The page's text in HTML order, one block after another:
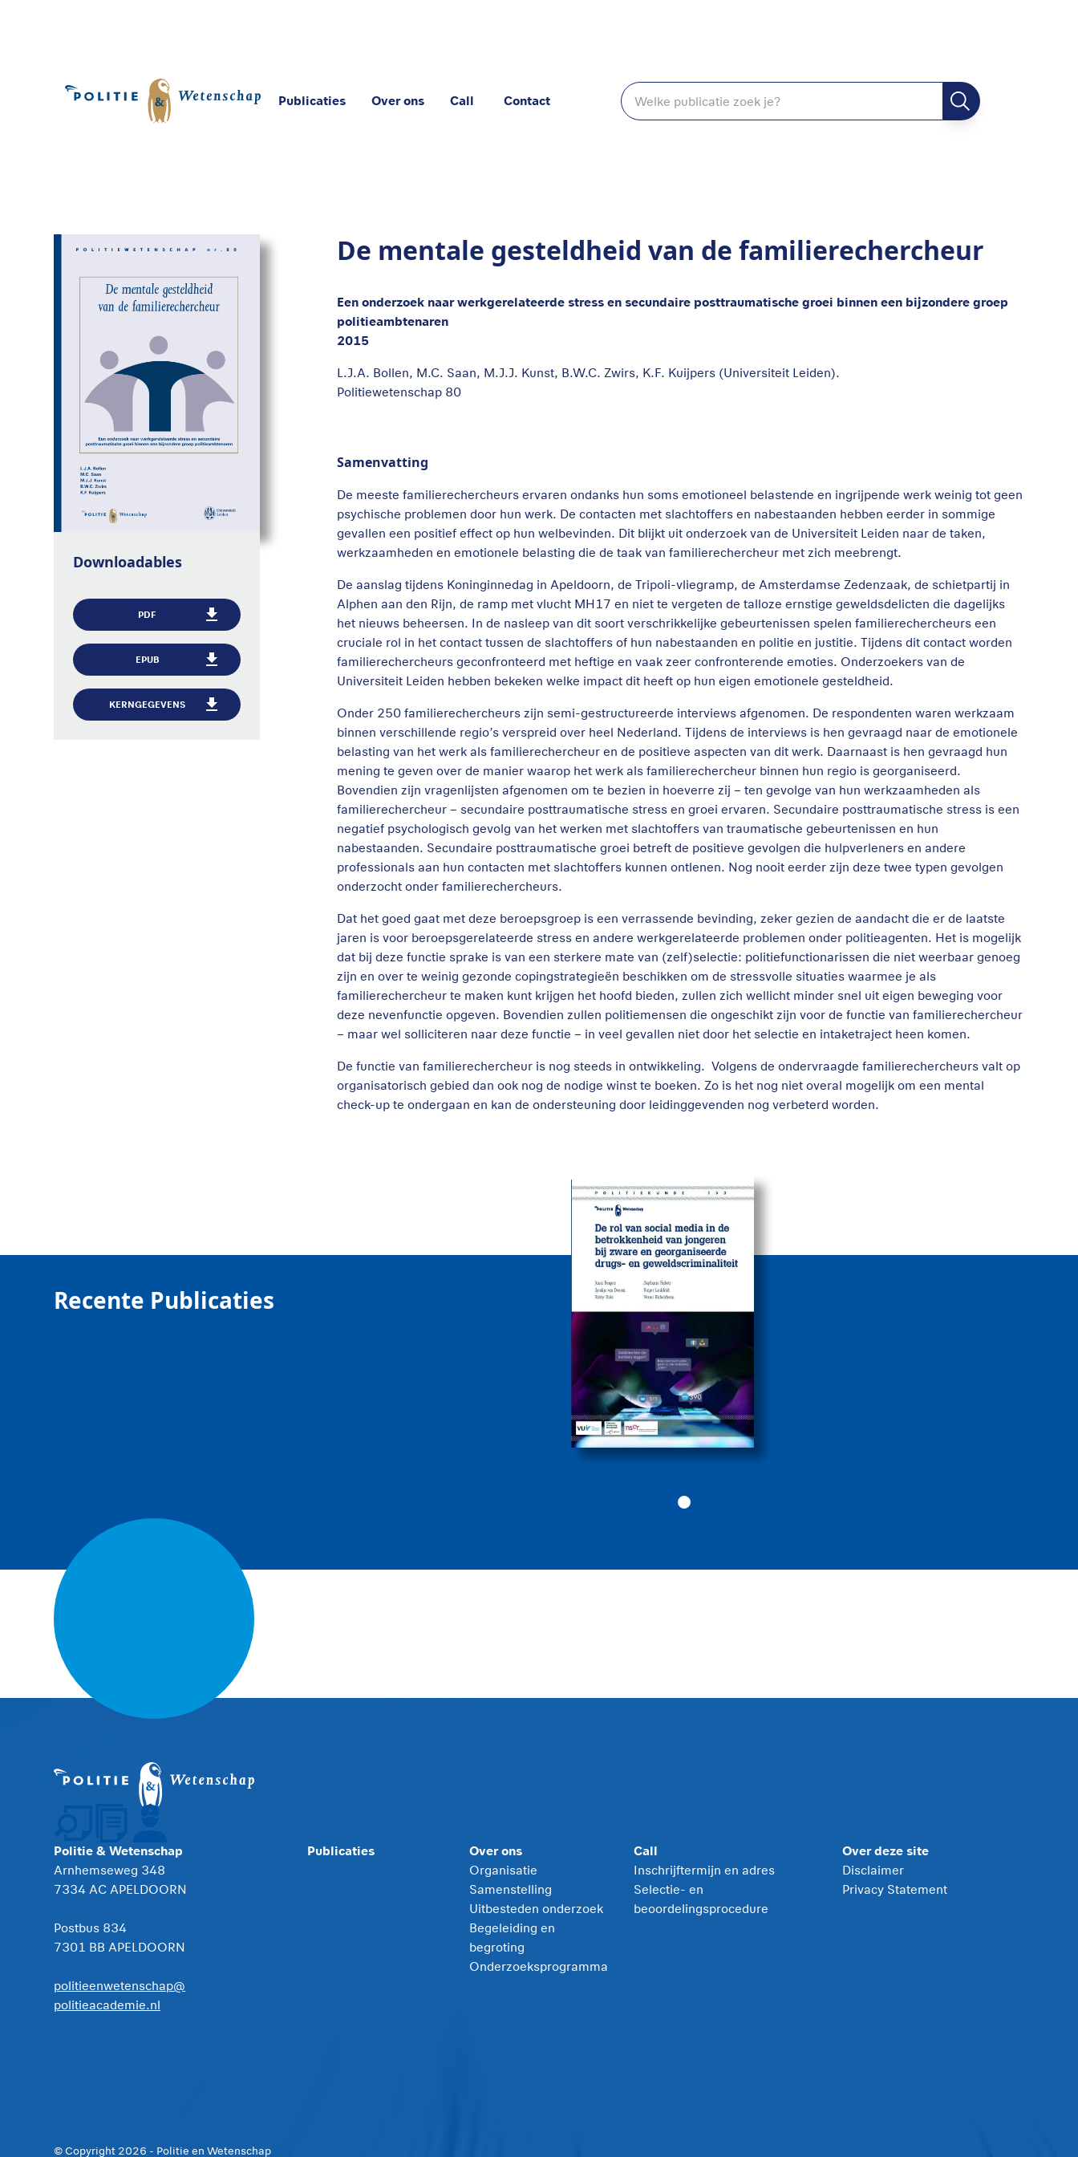
Publicaties Over ons Call Contact
Publicaties
Downloadables
PDF
EPUB
KERNGEGEVENS
De mentale gesteldheid van de familierechercheur
Een onderzoek naar werkgerelateerde stress en secundaire posttraumatische groei binnen een bijzondere groep
politieambtenaren
2015
L.J.A. Bollen, M.C. Saan, M.J.J. Kunst, B.W.C. Zwirs, K.F. Kuijpers (Universiteit Leiden).
Politiewetenschap 80
Samenvatting
De meeste familierechercheurs ervaren ondanks hun soms emotioneel belastende en ingrijpende werk weinig tot geen
psychische problemen door hun werk. De contacten met slachtoffers en nabestaanden hebben eerder in sommige
gevallen een positief effect op hun welbevinden. Dit blijkt uit onderzoek van de Universiteit Leiden naar de taken,
werkzaamheden en emotionele belasting die de taak van familierechercheur met zich meebrengt.
De aanslag tijdens Koninginnedag in Apeldoorn, de Tripoli-vliegramp, de Amsterdamse Zedenzaak, de schietpartij in
Alphen aan den Rijn, de ramp met vlucht MH17 en niet te vergeten de talloze ernstige geweldsdelicten die dagelijks
het nieuws beheersen. In de nasleep van dit soort verschrikkelijke gebeurtenissen spelen familierechercheurs een
cruciale rol in het contact tussen de slachtoffers of hun nabestaanden en politie en justitie. Tijdens dit contact worden
familierechercheurs geconfronteerd met heftige en vaak zeer confronterende emoties. Onderzoekers van de
Universiteit Leiden hebben bekeken welke impact dit heeft op hun eigen emotionele gesteldheid.
Onder 250 familierechercheurs zijn semi-gestructureerde interviews afgenomen. De respondenten waren werkzaam
binnen verschillende regio’s verspreid over heel Nederland. Tijdens de interviews is hen gevraagd naar de emotionele
belasting van het werk als familierechercheur en de positieve aspecten van dit werk. Daarnaast is hen gevraagd hun
mening te geven over de manier waarop het werk als familierechercheur binnen hun regio is georganiseerd.
Bovendien zijn vragenlijsten afgenomen om te bezien in hoeverre zij – ten gevolge van hun werkzaamheden als
familierechercheur – secundaire posttraumatische stress en groei ervaren. Secundaire posttraumatische stress is een
negatief psychologisch gevolg van het werken met slachtoffers van traumatische gebeurtenissen en hun
nabestaanden. Secundaire posttraumatische groei betreft de positieve gevolgen die hulpverleners en andere
professionals aan hun contacten met slachtoffers kunnen ontlenen. Nog nooit eerder zijn deze twee typen gevolgen
onderzocht onder familierechercheurs.
Dat het goed gaat met deze beroepsgroep is een verrassende bevinding, zeker gezien de aandacht die er de laatste
jaren is voor beroepsgerelateerde stress en andere werkgerelateerde problemen onder politieagenten. Het is mogelijk
dat bij deze functie sprake is van een sterkere mate van (zelf)selectie: politiefunctionarissen die niet weerbaar genoeg
zijn en over te weinig gezonde copingstrategieën beschikken om de stressvolle situaties waarmee je als
familierechercheur te maken kunt krijgen het hoofd bieden, zullen zich wellicht minder snel uit eigen beweging voor
deze nevenfunctie opgeven. Bovendien zullen politiemensen die ongeschikt zijn voor de functie van familierechercheur
– maar wel solliciteren naar deze functie – in veel gevallen niet door het selectie en intaketraject heen komen.
De functie van familierechercheur is nog steeds in ontwikkeling. Volgens de ondervraagde familierechercheurs valt op
organisatorisch gebied dan ook nog de nodige winst te boeken. Zo is het nog niet overal mogelijk om een mental
check-up te ondergaan en kan de ondersteuning door leidinggevenden nog verbeterd worden.
Recente Publicaties
De rol van sociale
media bij de
betrokkenheid van
jongeren bij zware
drugs- en
geweldscriminaliteit
2026
Politiekunde
Politiekunde
Politie & Wetenschap
Arnhemseweg 348
7334 AC APELDOORN
Postbus 834
7301 BB APELDOORN
politieenwetenschap@
politieacademie.nl
Publicaties Over ons
Organisatie
Samenstelling
Uitbesteden onderzoek
Begeleiding en
begroting
Onderzoeksprogramma
Call
Inschrijftermijn en adres
Selectie- en
beoordelingsprocedure
Over deze site
Disclaimer
Privacy Statement
© Copyright 2026 - Politie en Wetenschap